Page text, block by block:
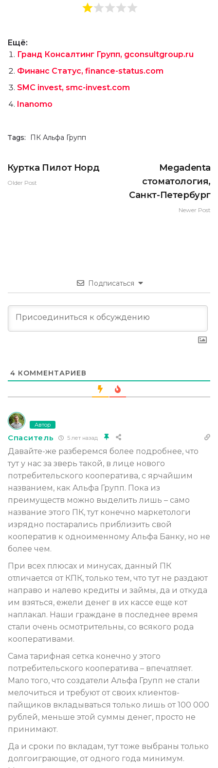
Ещё:
Гранд Консалтинг Групп, gconsultgroup.ru
Финанс Статус, finance-status.com
SMC invest, smc-invest.com
Inanomo
Tags: ПК Альфа Групп
Куртка Пилот Норд
Older Post
Megadenta
стоматология,
Санкт-Петербург
Newer Post
Подписаться
4 КОММЕНТАРИЕВ
Автор
Спаситель 5 лет назад
Давайте-же разберемся более подробнее, что
тут у нас за зверь такой, в лице нового
потребительского кооператива, с ярчайшим
названием, как Альфа Групп. Пока из
преимуществ можно выделить лишь – само
название этого ПК, тут конечно маркетологи
изрядно постарались приблизить свой
кооператив к одноименному Альфа Банку, но не
более чем.
При всех плюсах и минусах, данный ПК
отличается от КПК, только тем, что тут не раздают
направо и налево кредиты и займы, да и откуда
им взяться, ежели денег в их кассе еще кот
наплакал. Наши граждане в последнее время
стали очень осмотрительны, со всякого рода
кооперативами.
Сама тарифная сетка конечно у этого
потребительского кооператива – впечатляет.
Мало того, что создатели Альфа Групп не стали
мелочиться и требуют от своих клиентов-
пайщиков вкладываться только лишь от 100 000
рублей, меньше этой суммы денег, просто не
принимают.
Да и сроки по вкладам, тут тоже выбраны только
долгоиграющие, от одного года минимум.